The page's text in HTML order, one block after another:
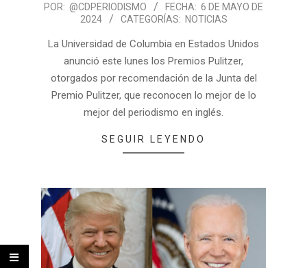
POR: @CDPERIODISMO FECHA: 6 DE MAYO DE
2024
CATEGORÍAS: NOTICIAS
La Universidad de Columbia en Estados Unidos
anunció este lunes los Premios Pulitzer,
otorgados por recomendación de la Junta del
Premio Pulitzer, que reconocen lo mejor de lo
mejor del periodismo en inglés.
SEGUIR LEYENDO